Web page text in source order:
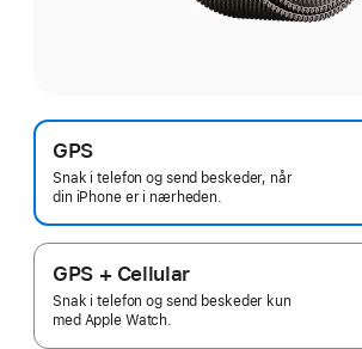
GPS
Snak i telefon og send beskeder, når
din iPhone er i nærheden.
GPS + Cellular
Snak i telefon og send beskeder kun
med Apple Watch.